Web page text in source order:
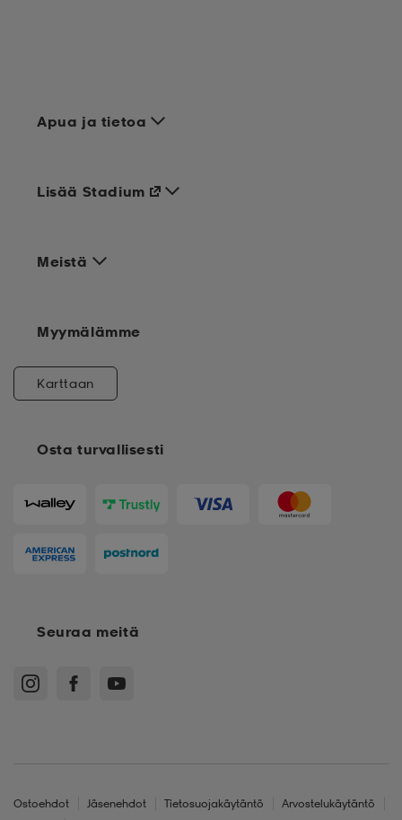
Apua ja tietoa
Meistä
Osta turvallisesti
Lisää Stadium
Myymälämme
Karttaan
Seuraa meitä
Ostoehdot Jäsenehdot Tietosuojakäytäntö
Arvostelukäytäntö